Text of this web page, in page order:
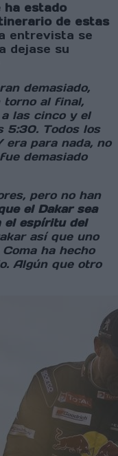
ha estado
de estas
entrevista se
dejase su
demasiado,
torno al final,
las cinco y el
5:30. Todos los
era para nada, no
demasiado
pero no han
el Dakar sea
el espíritu del
así que uno
ha hecho
Algún que otro